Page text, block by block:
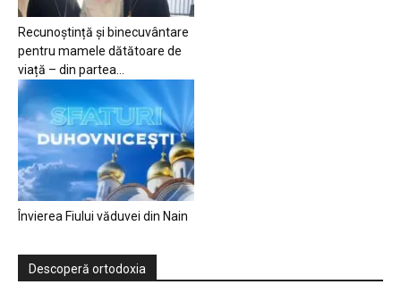
Recunoștință și binecuvântare
pentru mamele dătătoare de
viață – din partea...
Învierea Fiului văduvei din Nain
Descoperă ortodoxia